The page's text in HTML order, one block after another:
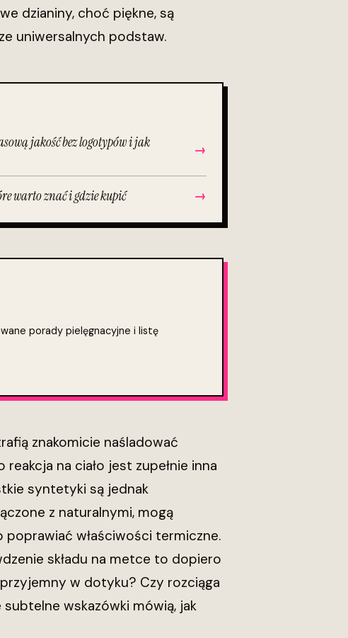
dzianiny, choć piękne, są
uniwersalnych podstaw.
jakość bez logotypów i jak
→
warto znać i gdzie kupić →
porady pielęgnacyjne i listę
znakomicie naśladować
na ciało jest zupełnie inna
syntetyki są jednak
z naturalnymi, mogą
właściwości termiczne.
składu na metce to dopiero
w dotyku? Czy rozciąga
wskazówki mówią, jak